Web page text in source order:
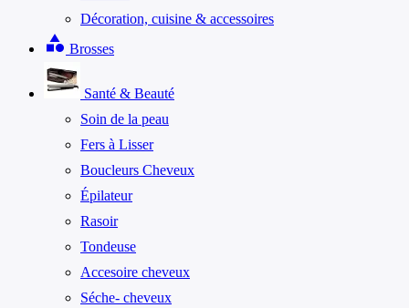
Décoration, cuisine & accessoires
category Brosses
Santé & Beauté
Soin de la peau
Fers à Lisser
Boucleurs Cheveux
Épilateur
Rasoir
Tondeuse
Accesoire cheveux
Séche- cheveux